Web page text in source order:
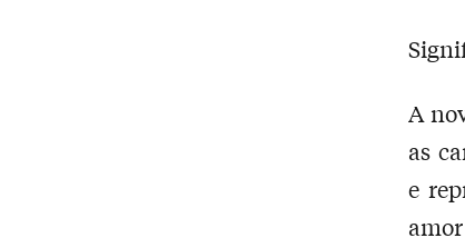
A
as
e